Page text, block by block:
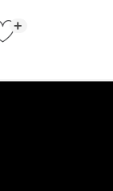
+